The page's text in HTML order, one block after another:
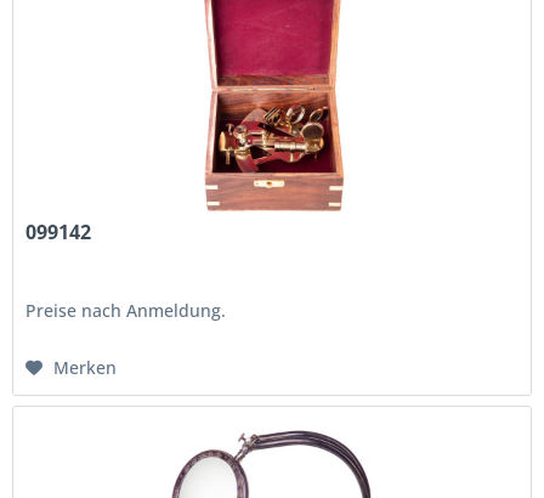
099142
Preise nach Anmeldung.
Merken